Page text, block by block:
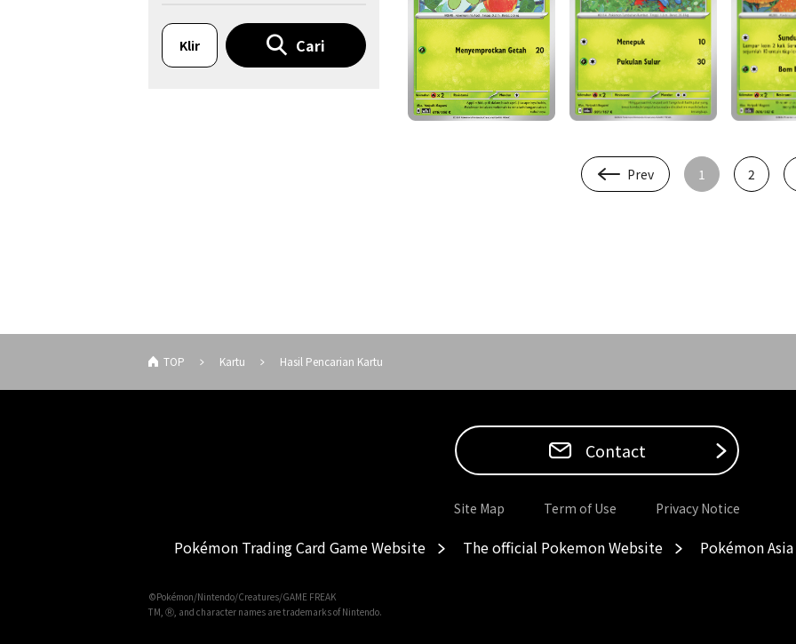
Klir Cari
Prev 1 2
TOP Kartu Hasil Pencarian Kartu
Contact
Site Map Term of Use Privacy Notice
Pokémon Trading Card Game Website The official Pokemon Website Pokémon
©Pokémon/Nintendo/Creatures/GAME FREAK
TM, Ⓡ, and character names are trademarks of Nintendo.